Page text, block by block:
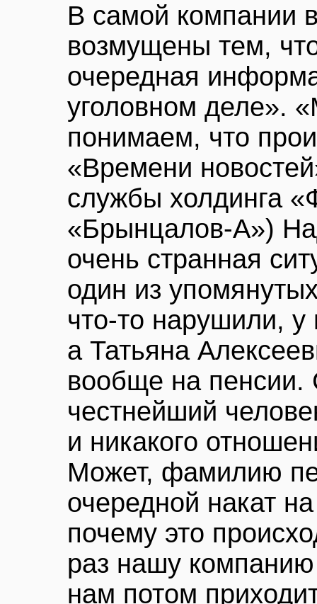
В самой компании
возмущены тем,
очередная
уголовном деле».
понимаем, что
«Времени
службы холдинга
«Брынцалов-А»)
очень странная
один из
что-то нарушили, у
а Татьяна
вообще на пенсии.
честнейший
и никакого
Может, фамилию
очередной накат
почему это
раз нашу
нам потом